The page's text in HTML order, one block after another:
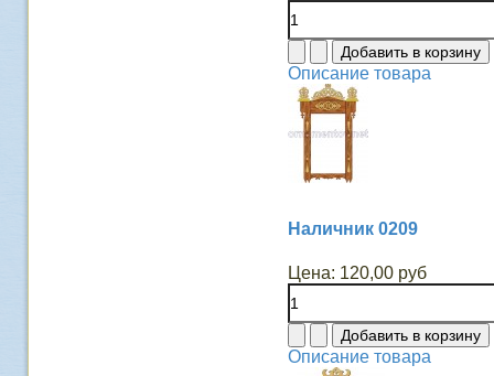
Описание товара
Наличник 0209
Цена: 120,00 руб
Описание товара